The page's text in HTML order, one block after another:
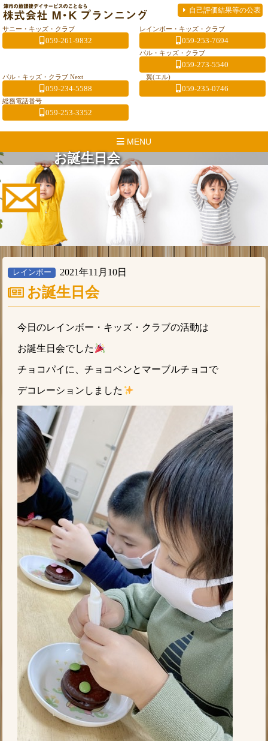
自己評価結果等の公表
サニー・キッズ・クラブ
059-261-9832
レインボー・キッズ・クラブ
059-253-7694
パル・キッズ・クラブ
059-273-5540
パル・キッズ・クラブ Next
059-234-5588
翼(エル)
059-235-0746
総務電話番号
059-253-3352
MENU
お誕生日会
レインボー 2021年11月10日
お誕生日会
今日のレインボー・キッズ・クラブの活動は
お誕生日会でした
チョコパイに、チョコペンとマーブルチョコで
デコレーションしました